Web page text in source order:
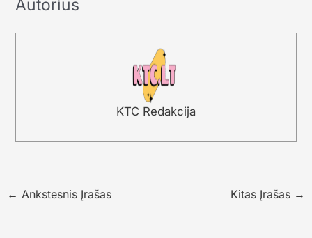
Autorius
KTC Redakcija
← Ankstesnis Įrašas Kitas Įrašas →